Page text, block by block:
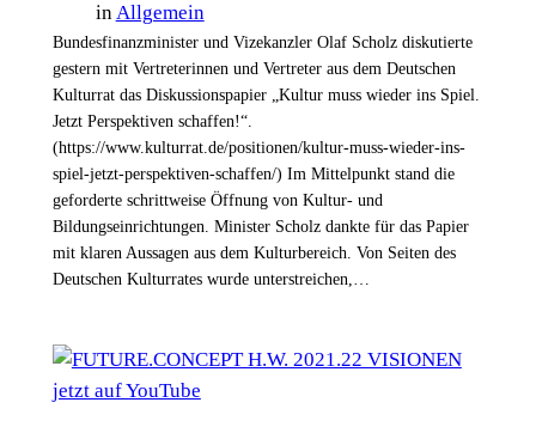
inAllgemein
Bundesfinanzminister und Vizekanzler Olaf Scholz diskutierte
gestern mit Vertreterinnen und Vertreter aus dem Deutschen
Kulturrat das Diskussionspapier „Kultur muss wieder ins Spiel.
Jetzt Perspektiven schaffen!“.
(https://www.kulturrat.de/positionen/kultur-muss-wieder-ins-
spiel-jetzt-perspektiven-schaffen/) Im Mittelpunkt stand die
geforderte schrittweise Öffnung von Kultur- und
Bildungseinrichtungen. Minister Scholz dankte für das Papier
mit klaren Aussagen aus dem Kulturbereich. Von Seiten des
Deutschen Kulturrates wurde unterstreichen,…